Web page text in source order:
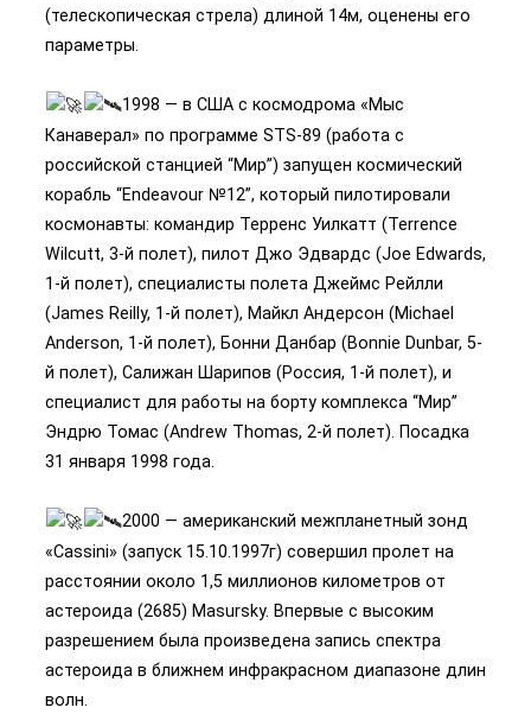
(телескопическая стрела) длиной 14м, оценены его
параметры.
1998 — в США с космодрома «Мыс
Канаверал» по программе STS-89 (работа с
российской станцией “Мир”) запущен космический
корабль “Endeavour №12”, который пилотировали
космонавты: командир Терренс Уилкатт (Terrence
Wilcutt, 3-й полет), пилот Джо Эдвардс (Joe Edwards,
1-й полет), специалисты полета Джеймс Рейлли
(James Reilly, 1-й полет), Майкл Андерсон (Michael
Anderson, 1-й полет), Бонни Данбар (Bonnie Dunbar, 5-
й полет), Салижан Шарипов (Россия, 1-й полет), и
специалист для работы на борту комплекса “Мир”
Эндрю Томас (Andrew Thomas, 2-й полет). Посадка
31 января 1998 года.
2000 — американский межпланетный зонд
«Cassini» (запуск 15.10.1997г) совершил пролет на
расстоянии около 1,5 миллионов километров от
астероида (2685) Masursky. Впервые с высоким
разрешением была произведена запись спектра
астероида в ближнем инфракрасном диапазоне длин
волн.